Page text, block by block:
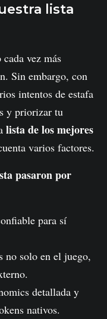
lista
vez más
Sin embargo, con
intentos de estafa
y priorizar tu
lista de los mejores
varios factores.
pasaron por
para sí
no solo en el juego,
detallada y
nativos.